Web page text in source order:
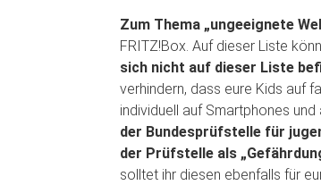
Zum Thema „ungeeignete
FRITZ!Box. Auf dieser Liste
sich nicht auf dieser Liste
verhindern, dass eure Kids auf
individuell auf Smartphones
der Bundesprüfstelle für
der Prüfstelle als
solltet ihr diesen ebenfalls für